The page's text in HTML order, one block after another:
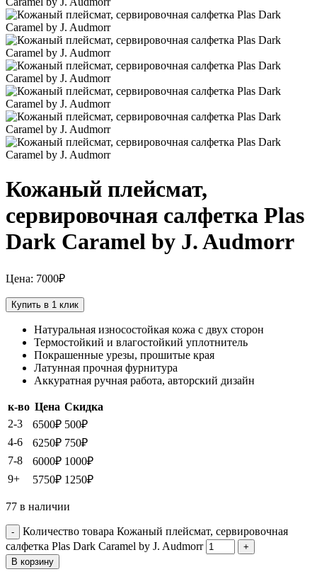
Кожаный плейсмат,
сервировочная салфетка Plas
Dark Caramel by J. Audmorr
Цена: 7000₽
Купить в 1 клик
Натуральная износостойкая кожа с двух сторон
Термостойкий и влагостойкий уплотнитель
Покрашенные урезы, прошитые края
Латунная прочная фурнитура
Аккуратная ручная работа, авторский дизайн
к-во Цена Скидка
2-3
6500₽ 500₽
4-6
6250₽ 750₽
7-8
6000₽ 1000₽
9+
5750₽ 1250₽
77 в наличии
Количество товара Кожаный плейсмат, сервировочная
салфетка Plas Dark Caramel by J. Audmorr
В корзину